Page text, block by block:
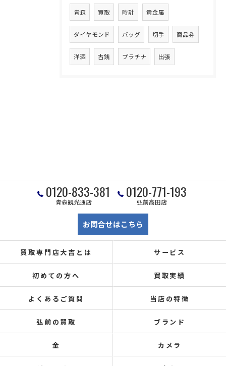
青森 買取 時計 貴金属
ダイヤモンド バッグ 切手 商品券
洋酒 古銭 プラチナ 出張
0120-833-381
青森観光通店
0120-771-193
弘前高田店
お問合せはこちら
買取専門店大吉とは サービス
初めての方へ 買取実績
よくあるご質問 当店の特徴
弘前の買取 ブランド
金 カメラ